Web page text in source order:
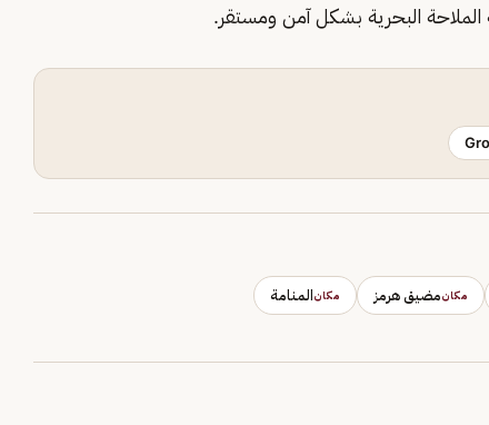
الملاحة البحرية بشكل آمن ومستقر.
مكانمضيق هرمز مكانالمنامة